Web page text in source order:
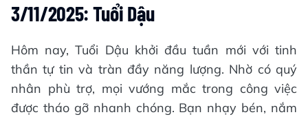
3/11/2025: Tuổi Dậu
Hôm nay, Tuổi Dậu khởi đầu tuần mới với tinh
thần tự tin và tràn đầy năng lượng. Nhờ có quý
nhân phù trợ, mọi vướng mắc trong công việc
được tháo gỡ nhanh chóng. Bạn nhạy bén, nắm